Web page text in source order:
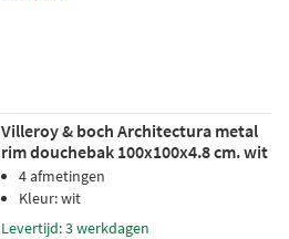
Villeroy & boch Architectura metal
rim douchebak 100x100x4.8 cm. wit
4 afmetingen
Kleur: wit
Levertijd: 3 werkdagen